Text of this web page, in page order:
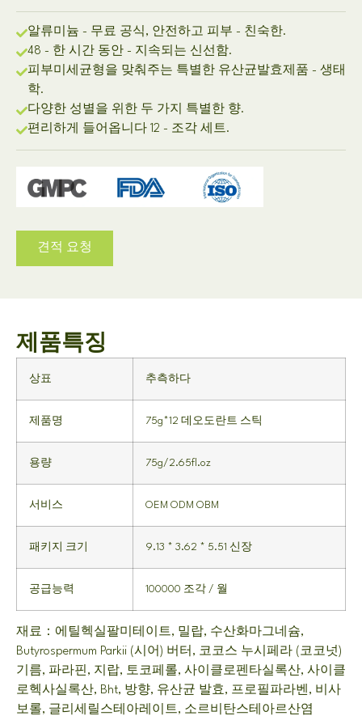
알류미늄 - 무료 공식, 안전하고 피부 - 친숙한.
48 - 한 시간 동안 - 지속되는 신선함.
피부미세균형을 맞춰주는 특별한 유산균발효제품 - 생태
학.
다양한 성별을 위한 두 가지 특별한 향.
편리하게 들어옵니다 12 - 조각 세트.
견적 요청
제품특징
상표 추측하다
제품명 75g*12 데오도란트 스틱
용량 75g/2.65fl.oz
서비스 OEM ODM OBM
패키지 크기 9.13 * 3.62 * 5.51 신장
공급능력 100000 조각 / 월
재료：에틸헥실팔미테이트, 밀랍, 수산화마그네슘,
Butyrospermum Parkii (시어) 버터, 코코스 누시페라 (코코넛)
기름, 파라핀, 지랍, 토코페롤, 사이클로펜타실록산, 사이클
로헥사실록산, Bht, 방향, 유산균 발효, 프로필파라벤, 비사
보롤, 글리세릴스테아레이트, 소르비탄스테아르산염